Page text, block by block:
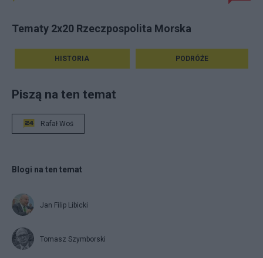
Tematy 2x20 Rzeczpospolita Morska
HISTORIA PODRÓŻE
Piszą na ten temat
Rafał Woś
Blogi na ten temat
Jan Filip Libicki
Tomasz Szymborski